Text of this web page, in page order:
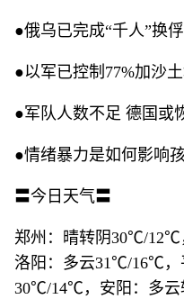
●俄乌已完成“千人”换
●以军已控制77%加沙
●军队人数不足 德国或
●情绪暴力是如何影响
〓今日天气〓
郑州：晴转阴30℃/12℃
洛阳：多云31℃/16℃，
30℃/14℃，安阳：多